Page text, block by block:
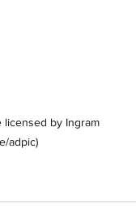
licensed by Ingram
adpic)